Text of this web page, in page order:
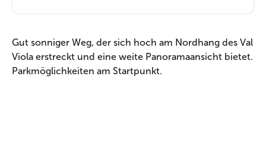
Gut sonniger Weg, der sich hoch am Nordhang des Val
Viola erstreckt und eine weite Panoramaansicht bietet.
Parkmöglichkeiten am Startpunkt.